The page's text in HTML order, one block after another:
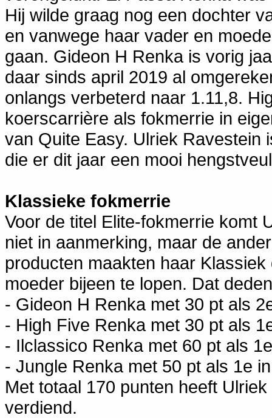
Hij wilde graag nog een dochter
en vanwege haar vader en
gaan. Gideon H Renka is vorig
daar sinds april 2019 al
onlangs verbeterd naar 1.11,8.
koerscarrière als fokmerrie in
van Quite Easy. Ulriek Ravestein
die er dit jaar een mooi
Klassieke fokmerrie
Voor de titel Elite-fokmerrie komt
niet in aanmerking, maar de
producten maakten haar
moeder bijeen te lopen. Dat
- Gideon H Renka met 30 pt als
- High Five Renka met 30 pt als
- Ilclassico Renka met 60 pt als
- Jungle Renka met 50 pt als 1e
Met totaal 170 punten heeft
verdiend.